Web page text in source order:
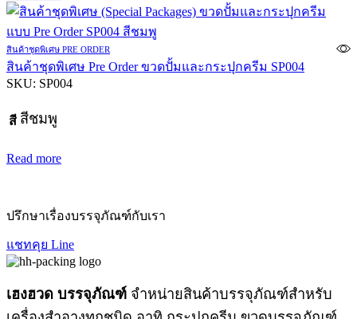
สินค้าชุดพิเศษ PRE ORDER
สินค้าชุดพิเศษ Pre Order ขวดปั้มและกระปุกครีม SP004
SKU: SP004
สี สีชมพู
Read more
ปรึกษาเรื่องบรรจุภัณฑ์กับเรา
แชทคุย Line
เฮงฮวด บรรจุภัณฑ์ จำหน่ายสินค้าบรรจุภัณฑ์สำหรับ